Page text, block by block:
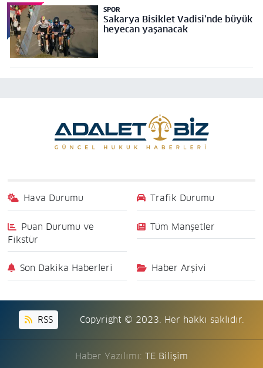
SPOR
Sakarya Bisiklet Vadisi’nde büyük
heyecan yaşanacak
Hava Durumu Trafik Durumu
Puan Durumu ve
Fikstür
Tüm Manşetler
Son Dakika Haberleri Haber Arşivi
RSS Copyright © 2023. Her hakkı saklıdır.
Haber Yazılımı: TE Bilişim